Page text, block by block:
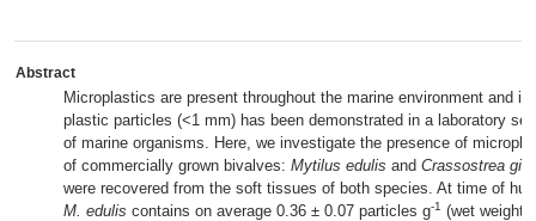
Abstract
Microplastics are present throughout the marine environment and
plastic particles (<1 mm) has been demonstrated in a laboratory
of marine organisms. Here, we investigate the presence of
of commercially grown bivalves: Mytilus edulis and Crassostrea
were recovered from the soft tissues of both species. At time of
M. edulis contains on average 0.36 ± 0.07 particles g-1 (wet